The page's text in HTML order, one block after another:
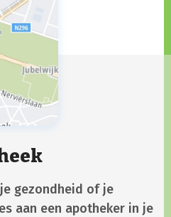
gezondheid of je
aan een apotheker in je